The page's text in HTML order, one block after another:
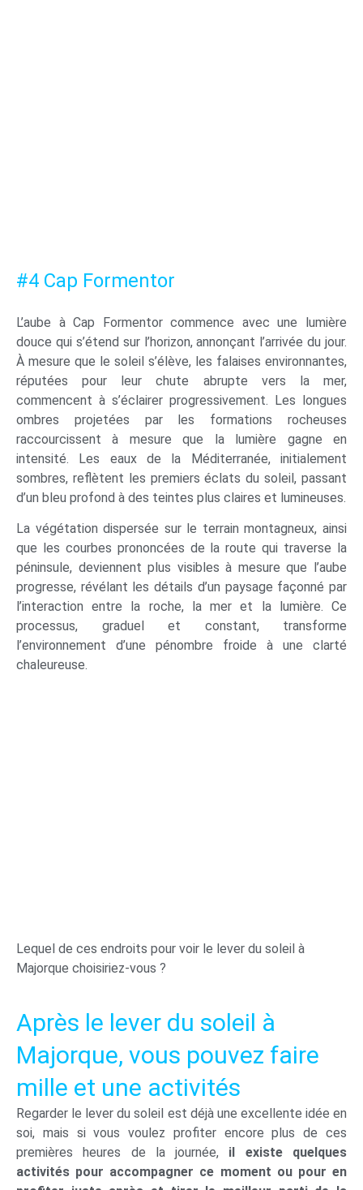
#4 Cap Formentor
L’aube à Cap Formentor commence avec une lumière
douce qui s’étend sur l’horizon, annonçant l’arrivée du jour.
À mesure que le soleil s’élève, les falaises environnantes,
réputées pour leur chute abrupte vers la mer,
commencent à s’éclairer progressivement. Les longues
ombres projetées par les formations rocheuses
raccourcissent à mesure que la lumière gagne en
intensité. Les eaux de la Méditerranée, initialement
sombres, reflètent les premiers éclats du soleil, passant
d’un bleu profond à des teintes plus claires et lumineuses.
La végétation dispersée sur le terrain montagneux, ainsi
que les courbes prononcées de la route qui traverse la
péninsule, deviennent plus visibles à mesure que l’aube
progresse, révélant les détails d’un paysage façonné par
l’interaction entre la roche, la mer et la lumière. Ce
processus, graduel et constant, transforme
l’environnement d’une pénombre froide à une clarté
chaleureuse.
Lequel de ces endroits pour voir le lever du soleil à
Majorque choisiriez-vous ?
Après le lever du soleil à
Majorque, vous pouvez faire
mille et une activités
Regarder le lever du soleil est déjà une excellente idée en
soi, mais si vous voulez profiter encore plus de ces
premières heures de la journée, il existe quelques
activités pour accompagner ce moment ou pour en